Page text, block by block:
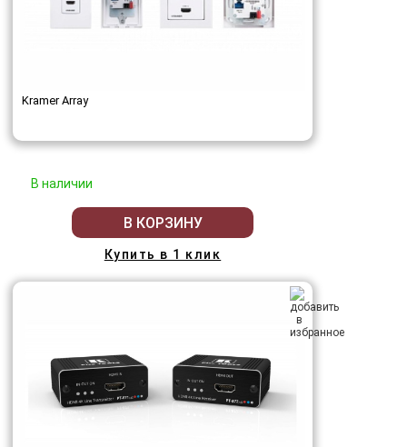
Kramer Array
В наличии
В КОРЗИНУ
Купить в 1 клик